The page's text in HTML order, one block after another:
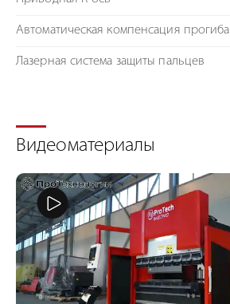
Автоматическая компенсация прогиба
Лазерная система защиты пальцев
Видеоматериалы